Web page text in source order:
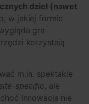
dzieł (nawet
w jakiej formie
gra
korzystają
m.in. spektakle
site-specific, ale
innowacja nie